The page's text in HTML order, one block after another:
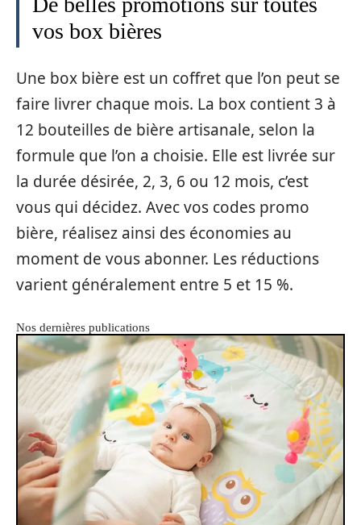
vos box bières
Une box bière est un coffret que l’on peut se
faire livrer chaque mois. La box contient 3 à
12 bouteilles de bière artisanale, selon la
formule que l’on a choisie. Elle est livrée sur
la durée désirée, 2, 3, 6 ou 12 mois, c’est
vous qui décidez. Avec vos codes promo
bière, réalisez ainsi des économies au
moment de vous abonner. Les réductions
varient généralement entre 5 et 15 %.
Nos dernières publications